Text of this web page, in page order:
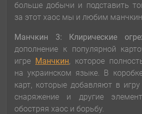
больше добычи и подставить
за этот хаос мы и любим
Манчкин 3: Клирические
дополнение к популярной
игре Манчкин, которое
на украинском языке. В
карт, которые добавляют в
снаряжение и другие
обостряя хаос и борьбу.